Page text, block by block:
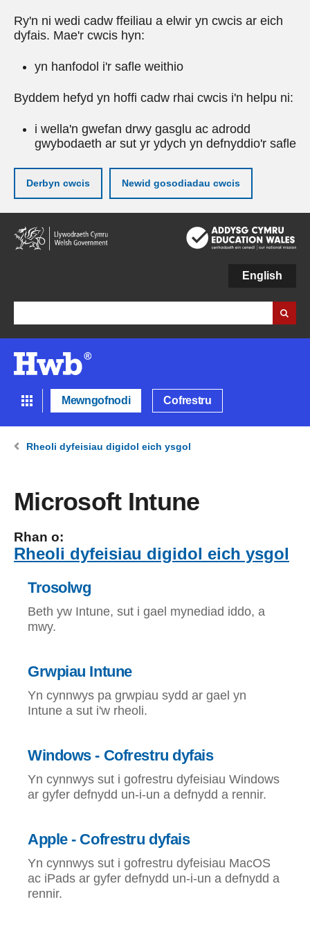
Ry'n ni wedi cadw ffeiliau a elwir yn cwcis ar eich
dyfais. Mae'r cwcis hyn:
yn hanfodol i'r safle weithio
Byddem hefyd yn hoffi cadw rhai cwcis i'n helpu ni:
i wella'n gwefan drwy gasglu ac adrodd
gwybodaeth ar sut yr ydych yn defnyddio'r safle
Derbyn cwcis Newid gosodiadau cwcis
Neidio
i'r
prif
English
Mewngofnodi Cofrestru
Rheoli dyfeisiau digidol eich ysgol
Microsoft Intune
Rhan o:
Rheoli dyfeisiau digidol eich ysgol
Trosolwg
Beth yw Intune, sut i gael mynediad iddo, a
mwy.
Grwpiau Intune
Yn cynnwys pa grwpiau sydd ar gael yn
Intune a sut i'w rheoli.
Windows - Cofrestru dyfais
Yn cynnwys sut i gofrestru dyfeisiau Windows
ar gyfer defnydd un-i-un a defnydd a rennir.
Apple - Cofrestru dyfais
Yn cynnwys sut i gofrestru dyfeisiau MacOS
ac iPads ar gyfer defnydd un-i-un a defnydd a
rennir.